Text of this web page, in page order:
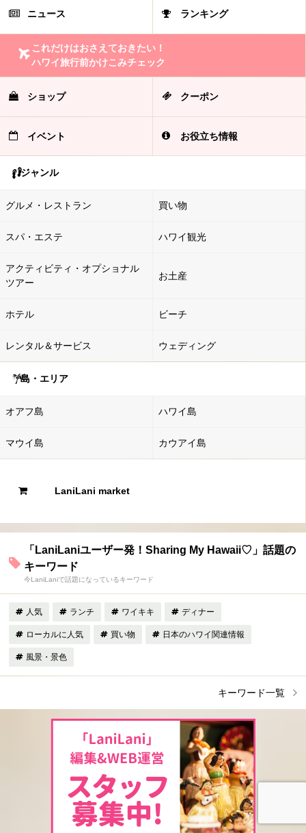
ニュース ランキング
これだけはおさえておきたい！
ハワイ旅行前かけこみチェック
ショップ クーポン
イベント お役立ち情報
ジャンル
グルメ・レストラン 買い物
スパ・エステ ハワイ観光
アクティビティ・オプショナル
ツアー
お土産
ホテル ビーチ
レンタル＆サービス ウェディング
島・エリア
オアフ島 ハワイ島
マウイ島 カウアイ島
LaniLani market
「LaniLaniユーザー発！Sharing My Hawaii♡」話題の
キーワード
今LaniLaniで話題になっているキーワード
人気 ランチ ワイキキ ディナー
ローカルに人気 買い物 日本のハワイ関連情報
風景・景色
キーワード一覧